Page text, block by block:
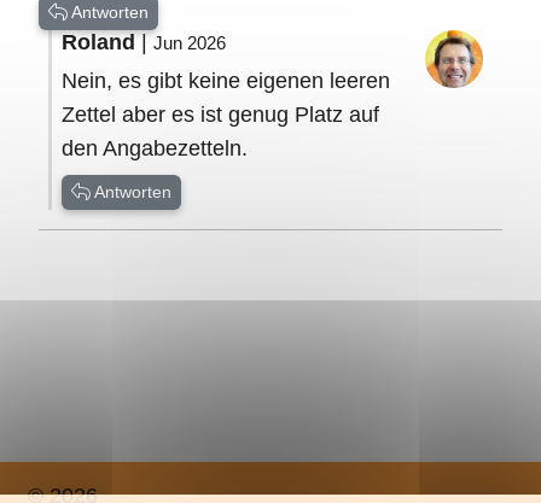
Antworten
Roland| Jun 2026
Nein, es gibt keine eigenen leeren
Zettel aber es ist genug Platz auf
den Angabezetteln.
Antworten
© 2026